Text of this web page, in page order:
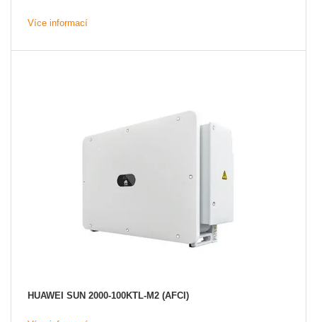
Více informací
HUAWEI SUN 2000-100KTL-M2 (AFCI)